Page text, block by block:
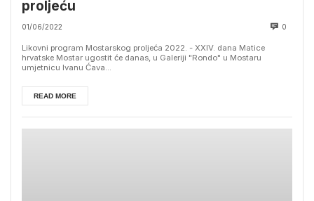
proljeću
01/06/2022 0
Likovni program Mostarskog proljeća 2022. - XXIV. dana Matice
hrvatske Mostar ugostit će danas, u Galeriji "Rondo" u Mostaru
umjetnicu Ivanu Ćava...
READ MORE